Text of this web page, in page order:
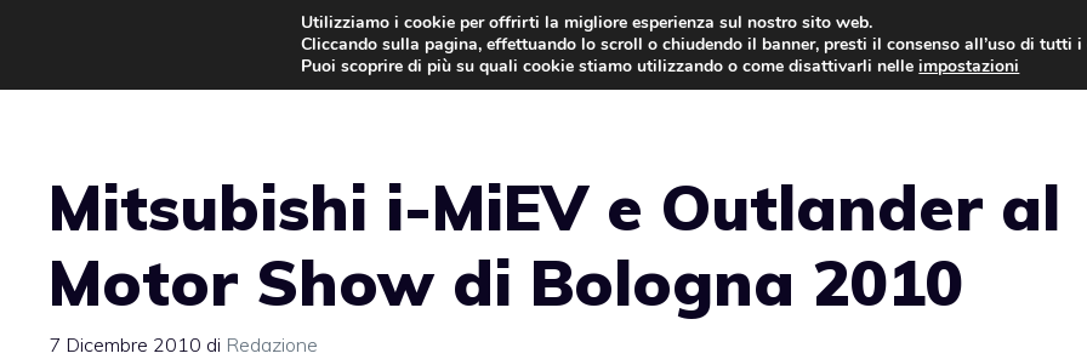
contenuto
AUTO NEWS
Mitsubishi i-MiEV e Outlander al
Motor Show di Bologna 2010
7 Dicembre 2010 di Redazione
Utilizziamo i cookie per offrirti la migliore esperienza sul nostro sito web.
Cliccando sulla pagina, effettuando lo scroll o chiudendo il banner, presti il consenso all’uso di tutti i
Puoi scoprire di più su quali cookie stiamo utilizzando o come disattivarli nelleimpostazioni